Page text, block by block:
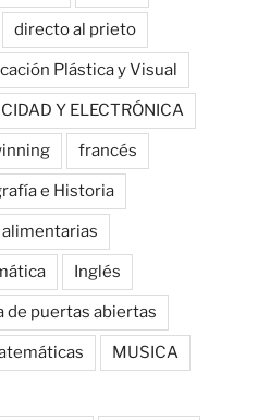
directo al prieto
Plástica y Visual
Y ELECTRÓNICA
francés
e Historia
Inglés
de puertas abiertas
MUSICA